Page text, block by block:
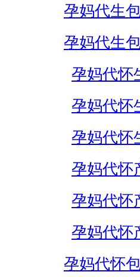
孕妈代生
孕妈代生
孕妈代怀
孕妈代怀
孕妈代怀
孕妈代怀
孕妈代怀
孕妈代怀
孕妈代怀